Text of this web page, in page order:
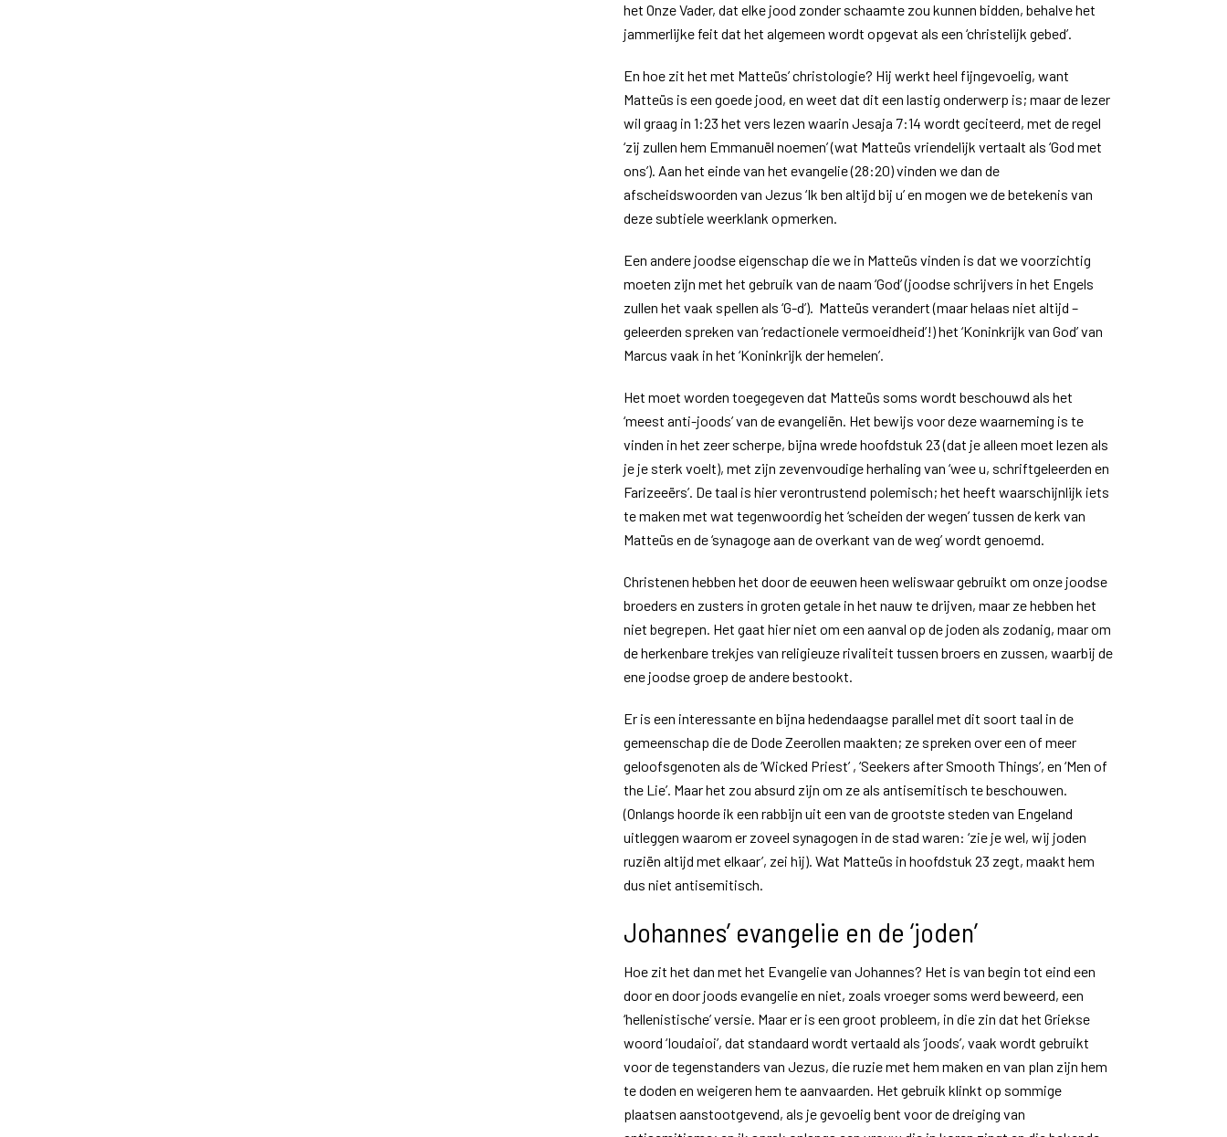
het Onze Vader, dat elke jood zonder schaamte zou kunnen bidden, behalve het
jammerlijke feit dat het algemeen wordt opgevat als een ‘christelijk gebed’.
En hoe zit het met Matteüs’ christologie? Hij werkt heel fijngevoelig, want
Matteüs is een goede jood, en weet dat dit een lastig onderwerp is; maar de lezer
wil graag in 1:23 het vers lezen waarin Jesaja 7:14 wordt geciteerd, met de regel
‘zij zullen hem Emmanuël noemen’ (wat Matteüs vriendelijk vertaalt als ‘God met
ons’). Aan het einde van het evangelie (28:20) vinden we dan de
afscheidswoorden van Jezus ‘Ik ben altijd bij u’ en mogen we de betekenis van
deze subtiele weerklank opmerken.
Een andere joodse eigenschap die we in Matteüs vinden is dat we voorzichtig
moeten zijn met het gebruik van de naam ‘God’ (joodse schrijvers in het Engels
zullen het vaak spellen als ‘G-d’). Matteüs verandert (maar helaas niet altijd –
geleerden spreken van ‘redactionele vermoeidheid’!) het ‘Koninkrijk van God’ van
Marcus vaak in het ‘Koninkrijk der hemelen’.
Het moet worden toegegeven dat Matteüs soms wordt beschouwd als het
‘meest anti-joods’ van de evangeliën. Het bewijs voor deze waarneming is te
vinden in het zeer scherpe, bijna wrede hoofdstuk 23 (dat je alleen moet lezen als
je je sterk voelt), met zijn zevenvoudige herhaling van ‘wee u, schriftgeleerden en
Farizeeërs’. De taal is hier verontrustend polemisch; het heeft waarschijnlijk iets
te maken met wat tegenwoordig het ‘scheiden der wegen’ tussen de kerk van
Matteüs en de ‘synagoge aan de overkant van de weg’ wordt genoemd.
Christenen hebben het door de eeuwen heen weliswaar gebruikt om onze joodse
broeders en zusters in groten getale in het nauw te drijven, maar ze hebben het
niet begrepen. Het gaat hier niet om een aanval op de joden als zodanig, maar om
de herkenbare trekjes van religieuze rivaliteit tussen broers en zussen, waarbij de
ene joodse groep de andere bestookt.
Er is een interessante en bijna hedendaagse parallel met dit soort taal in de
gemeenschap die de Dode Zeerollen maakten; ze spreken over een of meer
geloofsgenoten als de ‘Wicked Priest’ , ‘Seekers after Smooth Things’, en ‘Men of
the Lie’. Maar het zou absurd zijn om ze als antisemitisch te beschouwen.
(Onlangs hoorde ik een rabbijn uit een van de grootste steden van Engeland
uitleggen waarom er zoveel synagogen in de stad waren: ‘zie je wel, wij joden
ruziën altijd met elkaar’, zei hij). Wat Matteüs in hoofdstuk 23 zegt, maakt hem
dus niet antisemitisch.
Johannes’ evangelie en de ‘joden’
Hoe zit het dan met het Evangelie van Johannes? Het is van begin tot eind een
door en door joods evangelie en niet, zoals vroeger soms werd beweerd, een
‘hellenistische’ versie. Maar er is een groot probleem, in die zin dat het Griekse
woord ‘Ioudaioi’, dat standaard wordt vertaald als ‘joods’, vaak wordt gebruikt
voor de tegenstanders van Jezus, die ruzie met hem maken en van plan zijn hem
te doden en weigeren hem te aanvaarden. Het gebruik klinkt op sommige
plaatsen aanstootgevend, als je gevoelig bent voor de dreiging van